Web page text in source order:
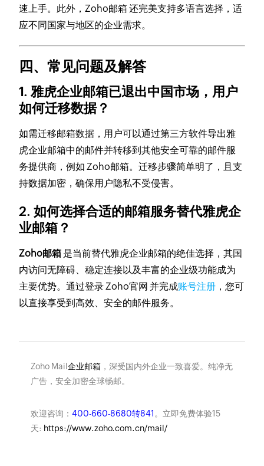
速上手。此外，Zoho邮箱 还完美支持多语言选择，适
应不同国家与地区的企业需求。
四、常见问题及解答
1. 雅虎企业邮箱已退出中国市场，用户
如何迁移数据？
如需迁移邮箱数据，用户可以通过第三方软件导出雅
虎企业邮箱中的邮件并转移到其他安全可靠的邮件服
务提供商，例如 Zoho邮箱。迁移步骤简单明了，且支
持数据加密，确保用户隐私不受侵害。
2. 如何选择合适的邮箱服务替代雅虎企
业邮箱？
Zoho邮箱 是当前替代雅虎企业邮箱的绝佳选择，其国
内访问无障碍、稳定连接以及丰富的企业级功能成为
主要优势。通过登录 Zoho官网 并完成账号注册 ，您可
以直接享受到高效、安全的邮件服务。
Zoho Mail企业邮箱，深受国内外企业一致喜爱。纯净无
广告，安全加密全球畅邮。
欢迎咨询： 400-660-8680转841 。立即免费体验15
天: https://www.zoho.com.cn/mail/